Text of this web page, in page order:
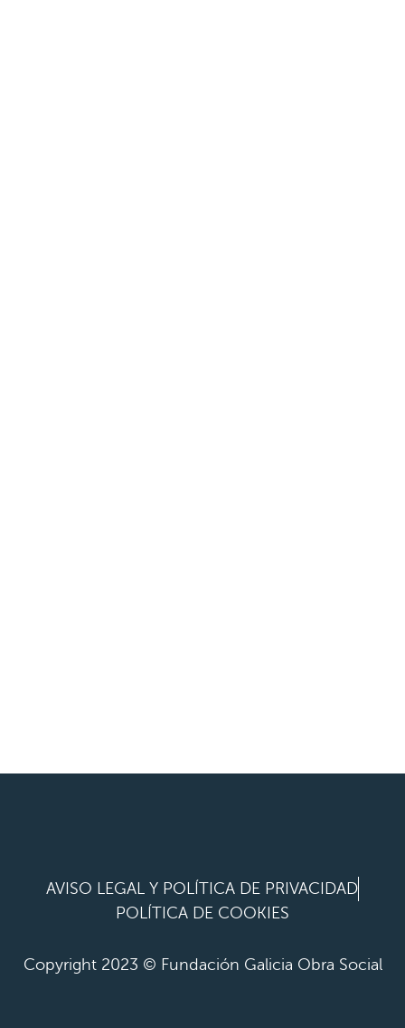
AVISO LEGAL Y POLÍTICA DE PRIVACIDAD
POLÍTICA DE COOKIES
Copyright 2023 © Fundación Galicia Obra Social